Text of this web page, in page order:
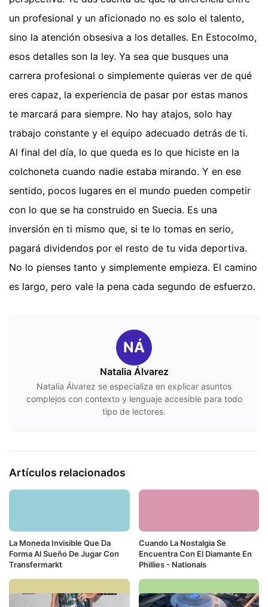
un profesional y un aficionado no es solo el talento,
sino la atención obsesiva a los detalles. En Estocolmo,
esos detalles son la ley. Ya sea que busques una
carrera profesional o simplemente quieras ver de qué
eres capaz, la experiencia de pasar por estas manos
te marcará para siempre. No hay atajos, solo hay
trabajo constante y el equipo adecuado detrás de ti.
Al final del día, lo que queda es lo que hiciste en la
colchoneta cuando nadie estaba mirando. Y en ese
sentido, pocos lugares en el mundo pueden competir
con lo que se ha construido en Suecia. Es una
inversión en ti mismo que, si te lo tomas en serio,
pagará dividendos por el resto de tu vida deportiva.
No lo pienses tanto y simplemente empieza. El camino
es largo, pero vale la pena cada segundo de esfuerzo.
NÁ
Natalia Álvarez
Natalia Álvarez se especializa en explicar asuntos
complejos con contexto y lenguaje accesible para todo
tipo de lectores.
Artículos relacionados
La Moneda Invisible Que Da
Forma Al Sueño De Jugar Con
Transfermarkt
Cuando La Nostalgia Se
Encuentra Con El Diamante En
Phillies - Nationals